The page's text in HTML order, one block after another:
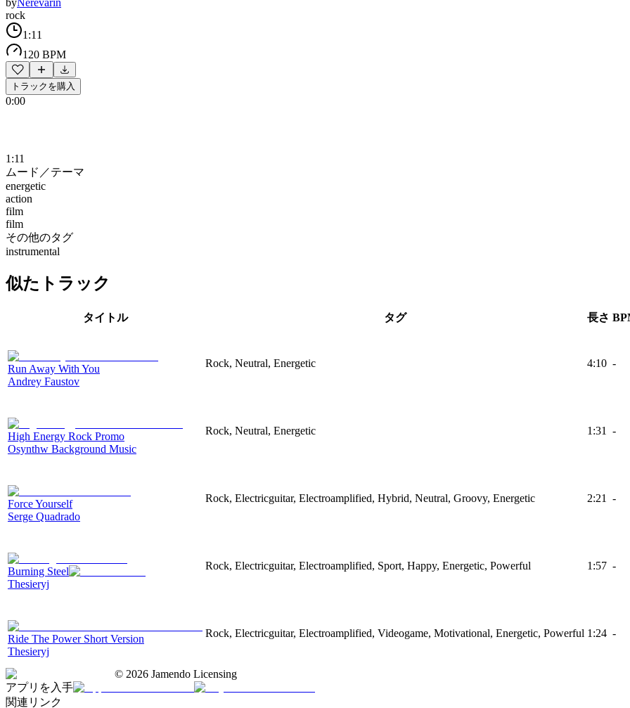
rock
1:11
120 BPM
トラックを購入
0:00
1:11
ムード／テーマ
energetic
action
film
film
その他のタグ
instrumental
似たトラック
タイトル タグ 長さ
Run Away With You
Andrey Faustov
Rock, Neutral, Energetic 4:10 -
High Energy Rock Promo
Osynthw Background Music
Rock, Neutral, Energetic 1:31 -
Force Yourself
Serge Quadrado
Rock, Electricguitar, Electroamplified, Hybrid, Neutral, Groovy, Energetic 2:21 -
Burning Steel
Thesieryj
Rock, Electricguitar, Electroamplified, Sport, Happy, Energetic, Powerful 1:57 -
Ride The Power Short Version
Thesieryj
Rock, Electricguitar, Electroamplified, Videogame, Motivational, Energetic, Powerful 1:24 -
© 2026 Jamendo Licensing
アプリを入手
関連リンク